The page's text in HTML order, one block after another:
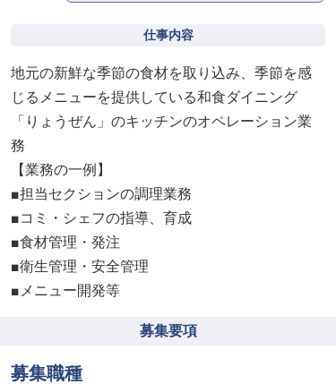
仕事内容
地元の新鮮な季節の食材を取り込み、季節を感
じるメニューを提供している和食ダイニング
「りょうぜん」のキッチンのオペレーション業
務
【業務の一例】
■担当セクションの調理業務
■コミ・シェフの指導、育成
■食材管理・発注
■衛生管理・安全管理
■メニュー開発等
募集要項
募集職種